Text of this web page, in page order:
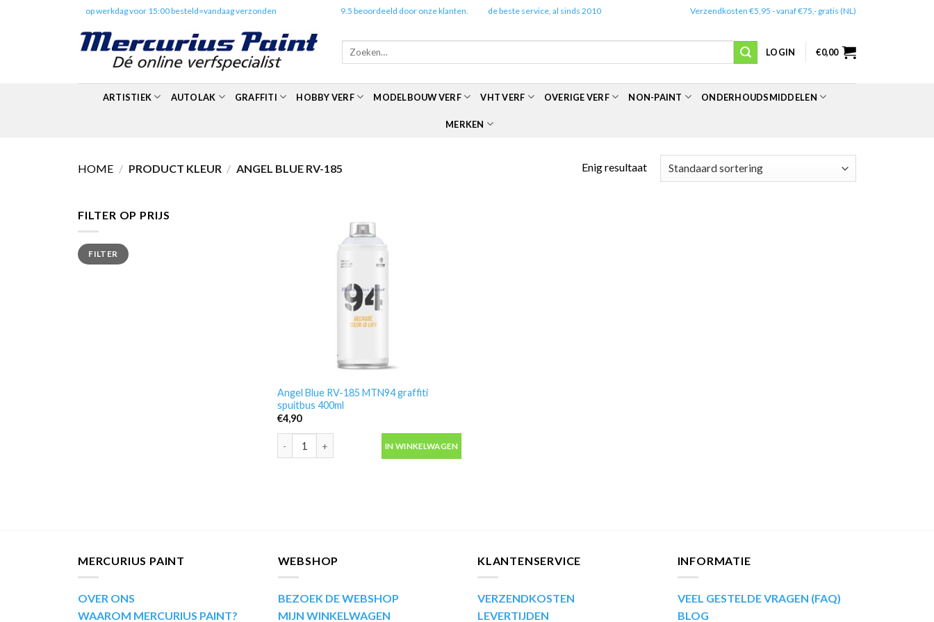
op werkdag voor 15:00 besteld=vandaag verzonden 9.5 beoordeeld door onze klanten. de beste service, al sinds 2010 Verzendkosten €5,95 - vanaf €75,- gratis (NL)
Zoeken
LOGIN €0,00
ARTISTIEK AUTOLAK GRAFFITI HOBBY VERF MODELBOUW VERF VHT VERF OVERIGE VERF NON-PAINT ONDERHOUDSMIDDELEN
MERKEN
HOME / PRODUCT KLEUR / ANGEL BLUE RV-185 Enig resultaat
FILTER OP PRIJS
Min.
prijs
Max.
prijsFILTER
Angel Blue RV-185 MTN94 graffiti
spuitbus 400ml
€4,90
Angel Blue RV-185 MTN94 graffiti spuitbus 400ml aantal
IN WINKELWAGEN
MERCURIUS PAINT
OVER ONS
WAAROM MERCURIUS PAINT?
WEBSHOP
BEZOEK DE WEBSHOP
MIJN WINKELWAGEN
KLANTENSERVICE
VERZENDKOSTEN
LEVERTIJDEN
INFORMATIE
VEEL GESTELDE VRAGEN (FAQ)
BLOG